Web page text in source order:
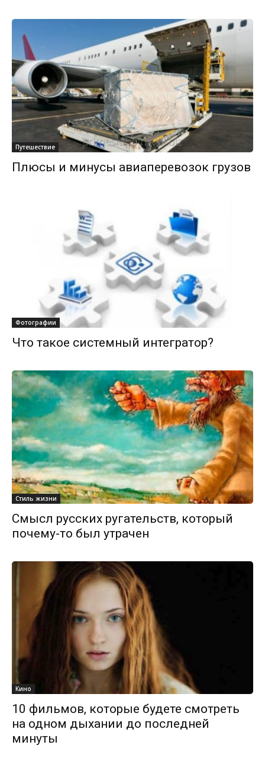
Путешествие
Плюсы и минусы авиаперевозок грузов
Фотографии
Что такое системный интегратор?
Стиль жизни
Смысл русских ругательств, который
почему-то был утрачен
Кино
10 фильмов, которые будете смотреть
на одном дыхании до последней
минуты